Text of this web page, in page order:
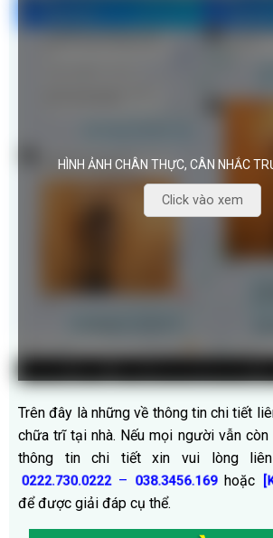
HÌNH ẢNH CHÂN THỰC, CÂN NHẮC
Click vào xem
Trên đây là những về thông tin chi tiết
chữa trĩ tại nhà. Nếu mọi người vẫn
thông tin chi tiết xin vui lòng
0222.730.0222 – 038.3456.169 hoặc
để được giải đáp cụ thể.